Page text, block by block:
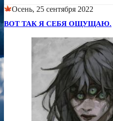
Осень, 25 сентября 2022
ВОТ ТАК Я СЕБЯ ОЩУЩАЮ.